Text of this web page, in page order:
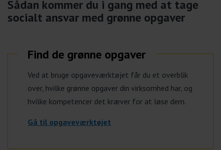
Sådan kommer du i gang med at tage
socialt ansvar med grønne opgaver
Find de grønne opgaver
Ved at bruge opgaveværktøjet får du et overblik
over, hvilke grønne opgaver din virksomhed har, og
hvilke kompetencer det kræver for at løse dem.
Gå til opgaveværktøjet